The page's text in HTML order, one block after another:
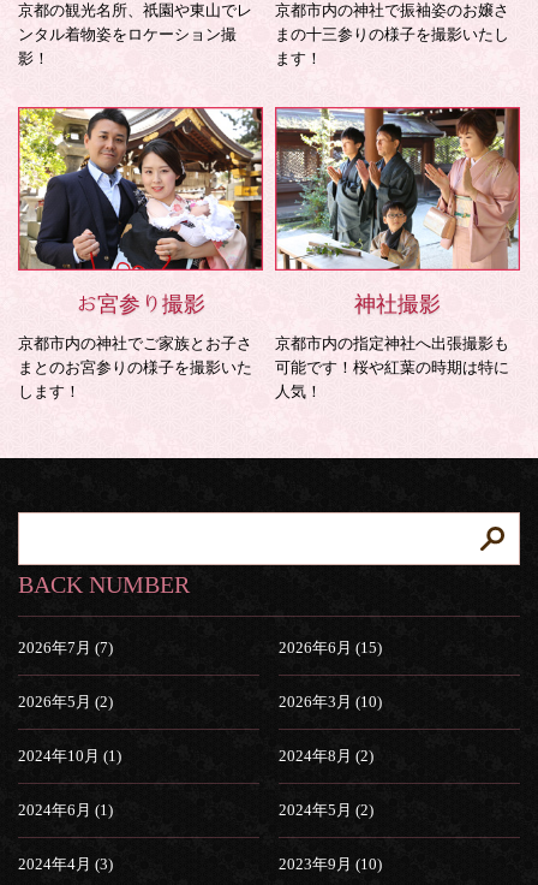
京都の観光名所、祇園や東山でレ
ンタル着物姿をロケーション撮
影！
京都市内の神社で振袖姿のお嬢さ
まの十三参りの様子を撮影いたし
ます！
お宮参り撮影
京都市内の神社でご家族とお子さ
まとのお宮参りの様子を撮影いた
します！
神社撮影
京都市内の指定神社へ出張撮影も
可能です！桜や紅葉の時期は特に
人気！
BACK NUMBER
2026年7月 (7) 2026年6月 (15)
2026年5月 (2) 2026年3月 (10)
2024年10月 (1) 2024年8月 (2)
2024年6月 (1) 2024年5月 (2)
2024年4月 (3) 2023年9月 (10)